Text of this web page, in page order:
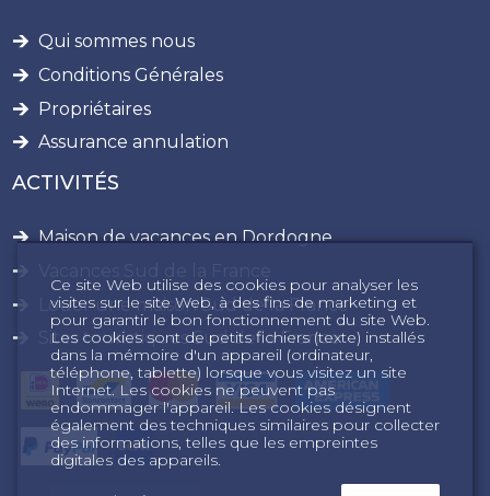
Qui sommes nous
Conditions Générales
Propriétaires
Assurance annulation
ACTIVITÉS
Maison de vacances en Dordogne
Louer une maison Sud de la France
Sites touristiques Sud de la France
Ce site Web utilise des cookies pour analyser les
visites sur le site Web, à des fins de marketing et
pour garantir le bon fonctionnement du site Web.
Les cookies sont de petits fichiers (texte) installés
dans la mémoire d'un appareil (ordinateur,
téléphone, tablette) lorsque vous visitez un site
Internet. Les cookies ne peuvent pas
endommager l'appareil. Les cookies désignent
également des techniques similaires pour collecter
des informations, telles que les empreintes
digitales des appareils.